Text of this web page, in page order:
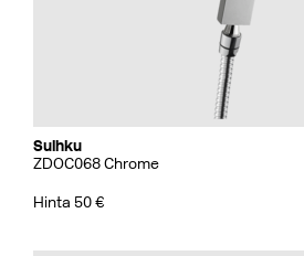
Suihku
ZDOC068 Chrome
Hinta 50 €